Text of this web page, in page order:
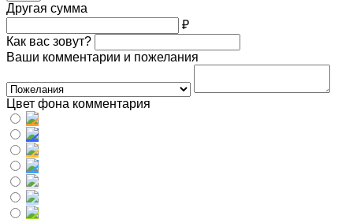
Другая сумма
₽
Как вас зовут?
Ваши комментарии и пожелания
Цвет фона комментария